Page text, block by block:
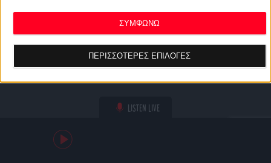
ανακαλέσετε τη συγκατάθεσή σας ανά πάσα στιγμή
επιστρέφοντας σε αυτόν τον ιστότοπο και κάνοντας κλικ στο
κουμπί "Απορρήτου" στο κάτω μέρος της ιστοσελίδας.
ΠΕΡΙΣΣΟΤΕΡΕΣ ΕΠΙΛΟΓΕΣ
ΣΥΜΦΩΝΩ
LISTEN LIVE